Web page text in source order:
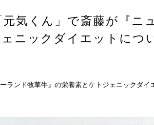
気くん」で斎藤が『ニ
ニックダイエットにつ
ランド牧草牛』の栄養素とケトジェニックダイ